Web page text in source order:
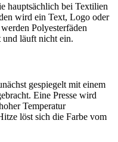
hauptsächlich bei Textilien
wird ein Text, Logo oder
Polyesterfäden
und läuft nicht ein.
gespiegelt mit einem
Eine Presse wird
Temperatur
löst sich die Farbe vom